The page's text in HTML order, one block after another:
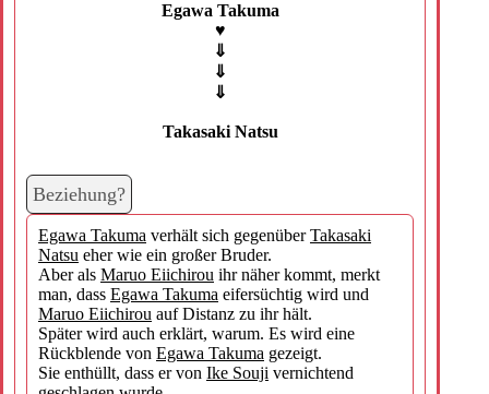
Egawa Takuma
♥
⇓
⇓
⇓
Takasaki Natsu
Beziehung?
Egawa Takuma verhält sich gegenüberTakasaki
Natsu eher wie ein großer Bruder.
Aber als Maruo Eiichirou ihr näher kommt, merkt
man, dass Egawa Takuma eifersüchtig wird und
Maruo Eiichirou auf Distanz zu ihr hält.
Später wird auch erklärt, warum. Es wird eine
Rückblende von Egawa Takuma gezeigt.
Sie enthüllt, dass er von Ike Souji vernichtend